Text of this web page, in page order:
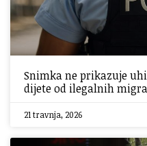
Snimka ne prikazuje
dijete od ilegalnih
21 travnja, 2026